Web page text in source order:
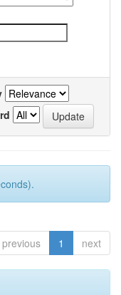
previous 1 next